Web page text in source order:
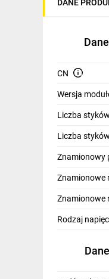
Dom i ogród
Odzież ochronna
Inne
Budowa i
Elektronika
Smart home
DANE
CN
Wersja
Liczba
Liczba
Znamionowy
Znamionowe
Znamionowe
Rodzaj